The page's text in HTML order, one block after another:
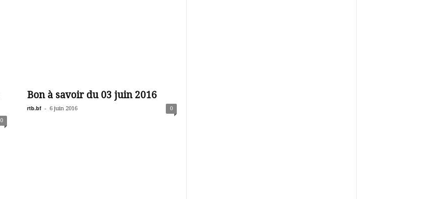
0
Bon à savoir du 03 juin 2016
rtb.bf - 6 juin 2016 0